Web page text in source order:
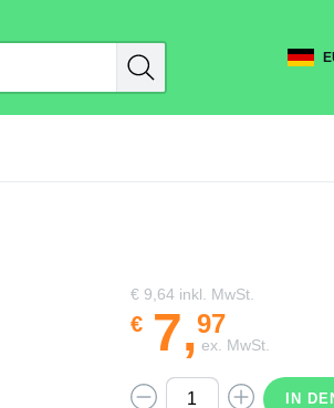
€ 9,64inkl. MwSt.
€ 7,97
ex. MwSt.
IN